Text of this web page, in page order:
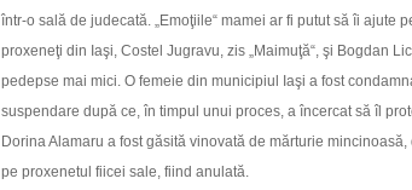
într-o sală de judecată. „Emoţiile“ mamei ar fi putut să îi ajute
proxeneţi din Iaşi, Costel Jugravu, zis „Maimuţă“, şi Bogdan
pedepse mai mici. O femeie din municipiul Iaşi a fost
suspendare după ce, în timpul unui proces, a încercat să îl
Dorina Alamaru a fost găsită vinovată de mărturie
pe proxenetul fiicei sale, fiind anulată.